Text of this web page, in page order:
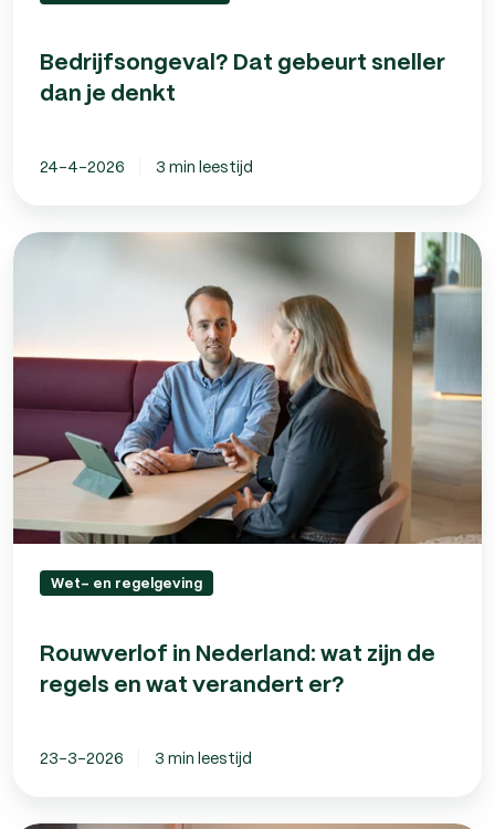
Bedrijfsongeval? Dat gebeurt sneller
dan je denkt
24-4-2026 3 min leestijd
Rouwverlof
zijn
regels
wat
verandert
Wet- en regelgeving
Rouwverlof in Nederland: wat zijn de
regels en wat verandert er?
23-3-2026 3 min leestijd